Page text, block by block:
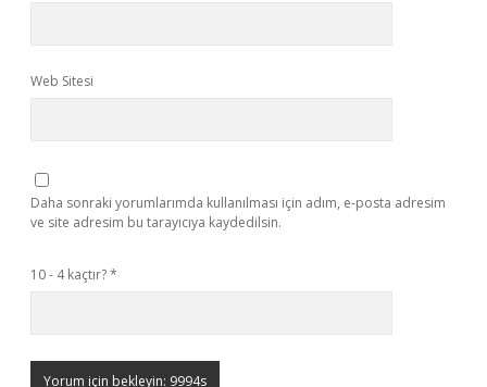
Web Sitesi
Daha sonraki yorumlarımda kullanılması için adım, e-posta adresim
ve site adresim bu tarayıcıya kaydedilsin.
10 - 4 kaçtır?*